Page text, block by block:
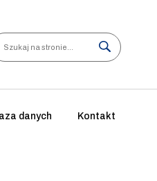
danych Kontakt